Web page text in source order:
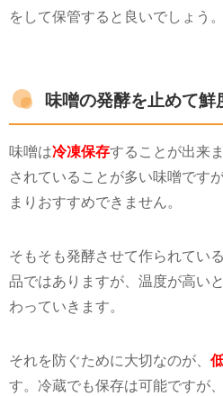
をして保管すると良いでしょう。
味噌の発酵を止めて鮮
味噌は冷凍保存することが出来
されていることが多い味噌です
まりおすすめできません。
そもそも発酵させて作られてい
品ではありますが、温度が高い
わっていきます。
それを防ぐために大切なのが、
す。冷蔵でも保存は可能ですが